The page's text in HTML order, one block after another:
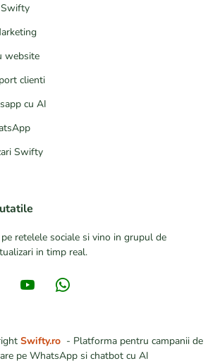
website
clienti
cu AI
Swifty
retelele sociale si vino in grupul de
in timp real.
Swifty.ro - Platforma pentru campanii de
pe WhatsApp si chatbot cu AI